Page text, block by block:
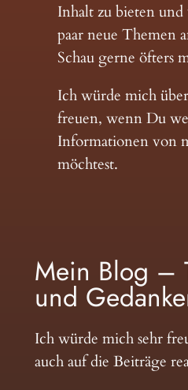
Inhalt zu bieten
paar neue Themen
Schau gerne öfters
Ich würde mich
freuen, wenn Du
Informationen von
möchtest.
Mein Blog –
und
Ich würde mich sehr
auch auf die Beiträge